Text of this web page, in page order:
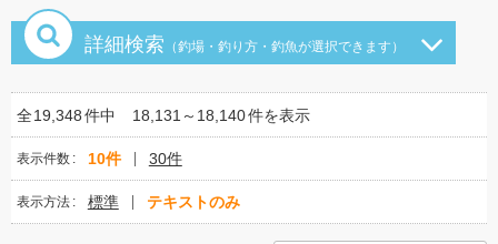
詳細検索 （釣場・釣り方・釣魚が選択できます）
全19,348件中 18,131～18,140件を表示
表示件数 10件 30件
表示方法 標準 テキストのみ